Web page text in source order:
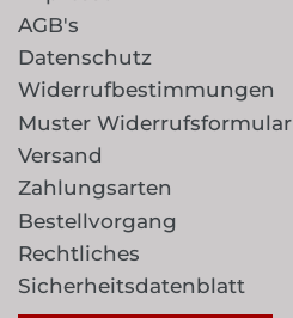
AGB's
Datenschutz
Widerrufbestimmungen
Muster Widerrufsformular
Versand
Zahlungsarten
Bestellvorgang
Rechtliches
Sicherheitsdatenblatt